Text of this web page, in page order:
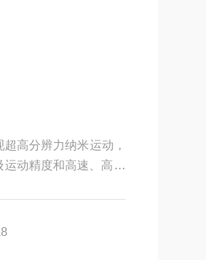
高分辨力纳米运动，
动精度和高速、高动